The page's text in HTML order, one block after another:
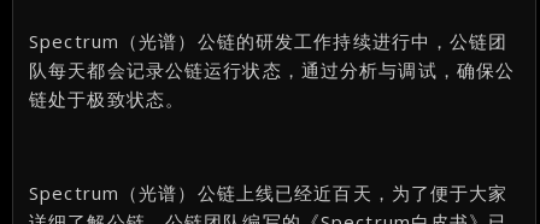
Spectrum（光谱）公链的研发工作持续进行中，公链团
队每天都会记录公链运行状态，通过分析与调试，确保公
链处于极致状态。
Spectrum（光谱）公链上线已经近百天，为了便于大家